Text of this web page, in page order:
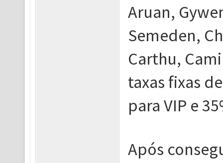
Aruan,
Semeden,
Carthu,
taxas fixas
para VIP e
Após